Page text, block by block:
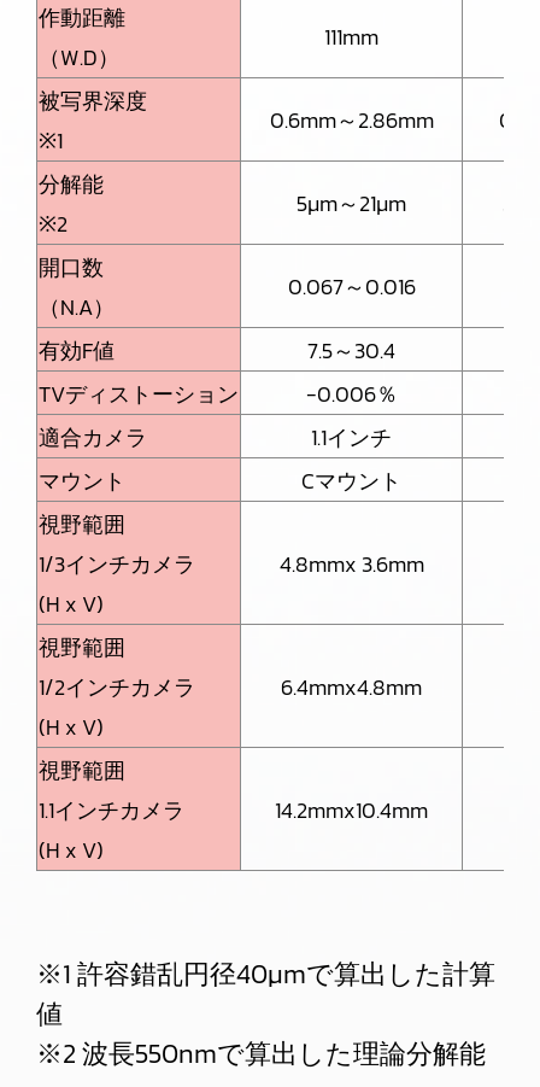
作動距離
（W.D）
111mm
被写界深度
※1
0.6mm～2.86mm
分解能
※2
5μm～21μm
開口数
（N.A）
0.067～0.016
有効F値
7.5～30.4
TVディストーション
-0.006％
適合カメラ
1.1インチ
マウント
Cマウント
視野範囲
1/3インチカメラ
(H x V)
4.8mmx 3.6mm
視野範囲
1/2インチカメラ
(H x V)
6.4mmx4.8mm
視野範囲
1.1インチカメラ
(H x V)
14.2mmx10.4mm
※1 許容錯乱円径40μmで算出した計算
値
※2 波長550nmで算出した理論分解能